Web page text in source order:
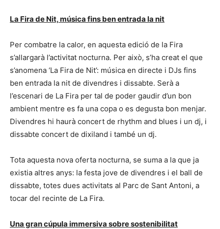
La Fira de Nit, música fins ben entrada la nit
Per combatre la calor, en aquesta edició de la Fira
s’allargarà l’activitat nocturna. Per això, s’ha creat el que
s’anomena ‘La Fira de Nit’: música en directe i DJs fins
ben entrada la nit de divendres i dissabte. Serà a
l’escenari de La Fira per tal de poder gaudir d’un bon
ambient mentre es fa una copa o es degusta bon menjar.
Divendres hi haurà concert de rhythm and blues i un dj, i
dissabte concert de dixiland i també un dj.
Tota aquesta nova oferta nocturna, se suma a la que ja
existia altres anys: la festa jove de divendres i el ball de
dissabte, totes dues activitats al Parc de Sant Antoni, a
tocar del recinte de La Fira.
Una gran cúpula immersiva sobre sostenibilitat